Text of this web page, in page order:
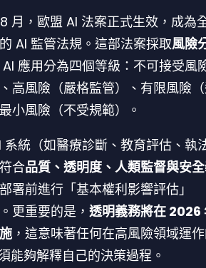
月，歐盟 AI 法案正式生效，成為
AI 監管法規。這部法案採取風險
AI 應用分為四個等級：不可接受風
、高風險（嚴格監管）、有限風險
小風險（不受規範）。
系統（如醫療診斷、教育評估、執
合品質、透明度、人類監督與安
署前進行「基本權利影響評估」
。更重要的是， 透明義務將在 2026
，這意味著任何在高風險領域運
能夠解釋自己的決策過程。